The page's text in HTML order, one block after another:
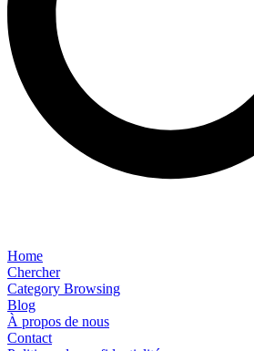
Home
Chercher
Category Browsing
Blog
À propos de nous
Contact